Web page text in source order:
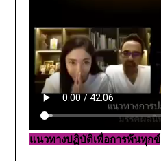
แนวทางปฏิบัติเพื่อการพ้นทุกข์